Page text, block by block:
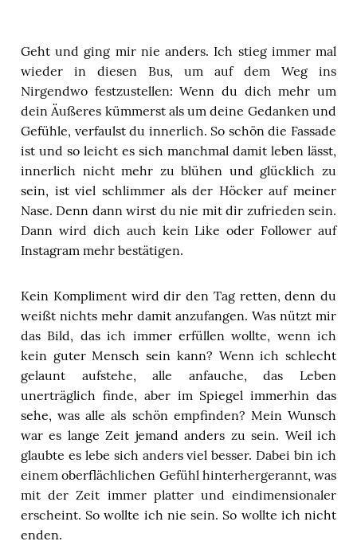
Geht und ging mir nie anders. Ich stieg immer mal
wieder in diesen Bus, um auf dem Weg ins
Nirgendwo festzustellen: Wenn du dich mehr um
dein Äußeres kümmerst als um deine Gedanken und
Gefühle, verfaulst du innerlich. So schön die Fassade
ist und so leicht es sich manchmal damit leben lässt,
innerlich nicht mehr zu blühen und glücklich zu
sein, ist viel schlimmer als der Höcker auf meiner
Nase. Denn dann wirst du nie mit dir zufrieden sein.
Dann wird dich auch kein Like oder Follower auf
Instagram mehr bestätigen.
Kein Kompliment wird dir den Tag retten, denn du
weißt nichts mehr damit anzufangen. Was nützt mir
das Bild, das ich immer erfüllen wollte, wenn ich
kein guter Mensch sein kann? Wenn ich schlecht
gelaunt aufstehe, alle anfauche, das Leben
unerträglich finde, aber im Spiegel immerhin das
sehe, was alle als schön empfinden? Mein Wunsch
war es lange Zeit jemand anders zu sein. Weil ich
glaubte es lebe sich anders viel besser. Dabei bin ich
einem oberflächlichen Gefühl hinterhergerannt, was
mit der Zeit immer platter und eindimensionaler
erscheint. So wollte ich nie sein. So wollte ich nicht
enden.